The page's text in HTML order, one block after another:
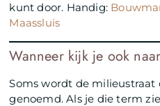
kunt door. Handig:
Maassluis
Wanneer kijk je ook
Soms wordt de milieustraat
genoemd. Als je die term